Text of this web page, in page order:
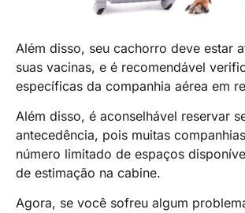
Além disso, seu cachorro deve estar
suas vacinas, e é recomendável
específicas da companhia aérea em
Além disso, é aconselhável reservar
antecedência, pois muitas
número limitado de espaços
de estimação na cabine.
Agora, se você sofreu algum